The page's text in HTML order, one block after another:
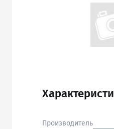
Производитель